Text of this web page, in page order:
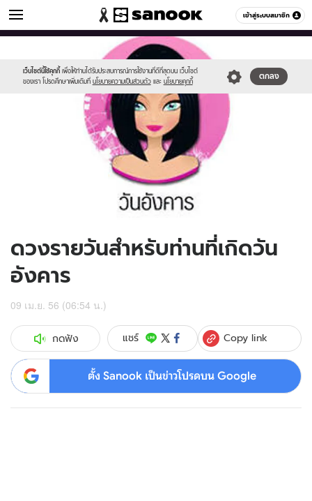
เข้าสู่ระบบสมาชิก
ดูดวง หมวดอื่นๆ
เว็บไซต์นี้ใช้คุกกี้ เพื่อให้ท่านได้รับประสบการณ์การใช้งานที่ดีที่สุดบน เว็บไซต์
ของเรา โปรดศึกษาเพิ่มเติมที่ นโยบายความเป็นส่วนตัว และ นโยบายคุกกี้
ตกลง
//s.isanook.com/sr/0/images/logo-
sanook.png
//s.isanook.com/ho/0/ud/8/44081/170-
ดวงรายวันสำหรับท่านที่เกิดวัน
อังคาร
09 เม.ย. 56 (06:54 น.)
กดฟัง แชร์ Copy link
ตั้ง Sanook เป็นข่าวโปรดบน Google